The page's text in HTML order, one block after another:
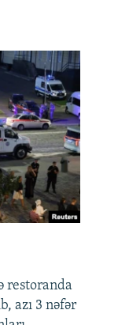
restoranda
azı 3 nəfər